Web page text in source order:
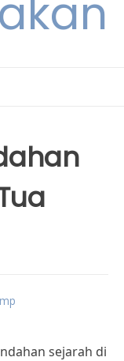
sejarah di